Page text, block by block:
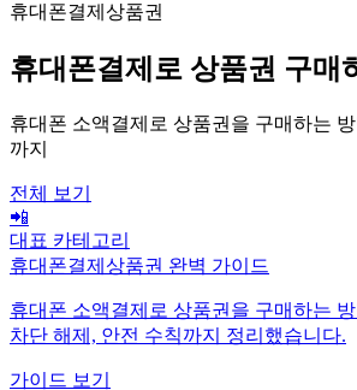
휴대폰결제상품권
휴대폰결제로 상품권 구매
휴대폰 소액결제로 상품권을 구매하는
까지
전체 보기
📲
대표 카테고리
휴대폰결제상품권 완벽 가이드
휴대폰 소액결제로 상품권을 구매하는
차단 해제, 안전 수칙까지 정리했습니다.
가이드 보기